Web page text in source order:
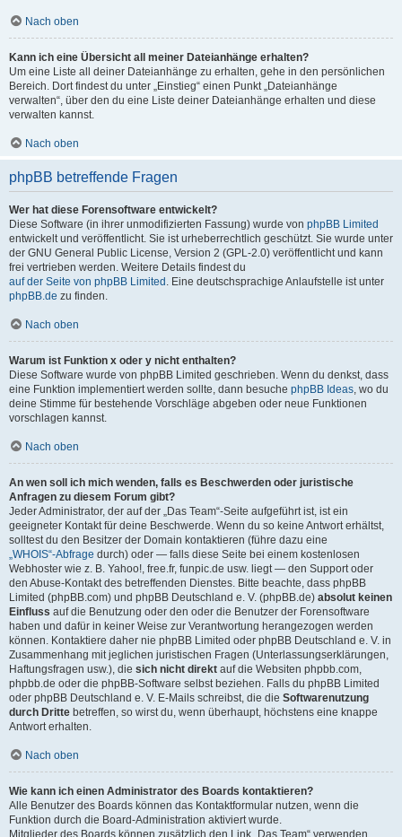
Nach oben
Kann ich eine Übersicht all meiner Dateianhänge erhalten?
Um eine Liste all deiner Dateianhänge zu erhalten, gehe in den persönlichen
Bereich. Dort findest du unter „Einstieg“ einen Punkt „Dateianhänge
verwalten“, über den du eine Liste deiner Dateianhänge erhalten und diese
verwalten kannst.
Nach oben
phpBB betreffende Fragen
Wer hat diese Forensoftware entwickelt?
Diese Software (in ihrer unmodifizierten Fassung) wurde von phpBB Limited
entwickelt und veröffentlicht. Sie ist urheberrechtlich geschützt. Sie wurde unter
der GNU General Public License, Version 2 (GPL-2.0) veröffentlicht und kann
frei vertrieben werden. Weitere Details findest du
auf der Seite von phpBB Limited . Eine deutschsprachige Anlaufstelle ist unter
phpBB.de zu finden.
Nach oben
Warum ist Funktion x oder y nicht enthalten?
Diese Software wurde von phpBB Limited geschrieben. Wenn du denkst, dass
eine Funktion implementiert werden sollte, dann besuche phpBB Ideas, wo du
deine Stimme für bestehende Vorschläge abgeben oder neue Funktionen
vorschlagen kannst.
Nach oben
An wen soll ich mich wenden, falls es Beschwerden oder juristische
Anfragen zu diesem Forum gibt?
Jeder Administrator, der auf der „Das Team“-Seite aufgeführt ist, ist ein
geeigneter Kontakt für deine Beschwerde. Wenn du so keine Antwort erhältst,
solltest du den Besitzer der Domain kontaktieren (führe dazu eine
„WHOIS“-Abfrage durch) oder — falls diese Seite bei einem kostenlosen
Webhoster wie z. B. Yahoo!, free.fr, funpic.de usw. liegt — den Support oder
den Abuse-Kontakt des betreffenden Dienstes. Bitte beachte, dass phpBB
Limited (phpBB.com) und phpBB Deutschland e. V. (phpBB.de) absolut keinen
Einfluss auf die Benutzung oder den oder die Benutzer der Forensoftware
haben und dafür in keiner Weise zur Verantwortung herangezogen werden
können. Kontaktiere daher nie phpBB Limited oder phpBB Deutschland e. V. in
Zusammenhang mit jeglichen juristischen Fragen (Unterlassungserklärungen,
Haftungsfragen usw.), die sich nicht direkt auf die Websiten phpbb.com,
phpbb.de oder die phpBB-Software selbst beziehen. Falls du phpBB Limited
oder phpBB Deutschland e. V. E-Mails schreibst, die die Softwarenutzung
durch Dritte betreffen, so wirst du, wenn überhaupt, höchstens eine knappe
Antwort erhalten.
Nach oben
Wie kann ich einen Administrator des Boards kontaktieren?
Alle Benutzer des Boards können das Kontaktformular nutzen, wenn die
Funktion durch die Board-Administration aktiviert wurde.
Mitglieder des Boards können zusätzlich den Link „Das Team“ verwenden.